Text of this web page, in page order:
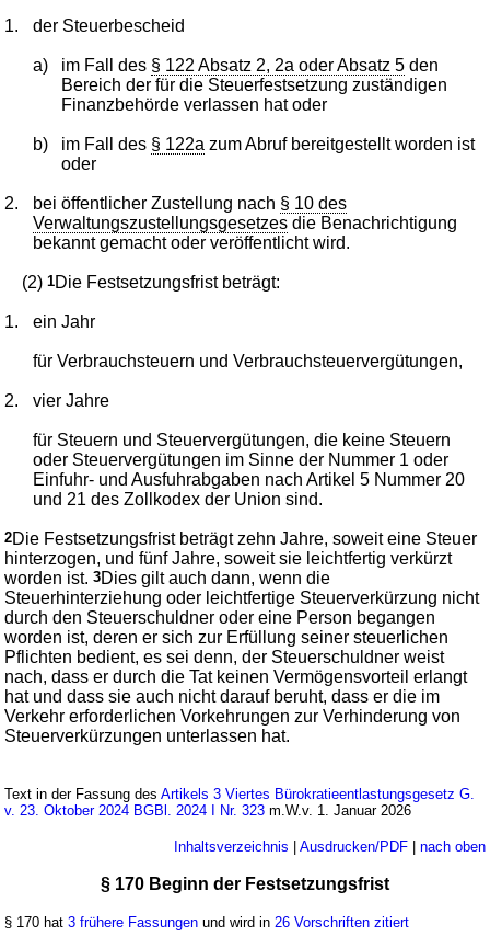
1. der Steuerbescheid
a) im Fall des § 122 Absatz 2, 2a oder Absatz 5den
Bereich der für die Steuerfestsetzung zuständigen
Finanzbehörde verlassen hat oder
b) im Fall des § 122a zum Abruf bereitgestellt worden ist
oder
2. bei öffentlicher Zustellung nach § 10 des
Verwaltungszustellungsgesetzes die Benachrichtigung
bekannt gemacht oder veröffentlicht wird.
(2)1Die Festsetzungsfrist beträgt:
1. ein Jahr
für Verbrauchsteuern und Verbrauchsteuervergütungen,
2. vier Jahre
für Steuern und Steuervergütungen, die keine Steuern
oder Steuervergütungen im Sinne der Nummer 1 oder
Einfuhr- und Ausfuhrabgaben nach Artikel 5 Nummer 20
und 21 des Zollkodex der Union sind.
2Die Festsetzungsfrist beträgt zehn Jahre, soweit eine Steuer
hinterzogen, und fünf Jahre, soweit sie leichtfertig verkürzt
worden ist.3Dies gilt auch dann, wenn die
Steuerhinterziehung oder leichtfertige Steuerverkürzung nicht
durch den Steuerschuldner oder eine Person begangen
worden ist, deren er sich zur Erfüllung seiner steuerlichen
Pflichten bedient, es sei denn, der Steuerschuldner weist
nach, dass er durch die Tat keinen Vermögensvorteil erlangt
hat und dass sie auch nicht darauf beruht, dass er die im
Verkehr erforderlichen Vorkehrungen zur Verhinderung von
Steuerverkürzungen unterlassen hat.
Text in der Fassung desArtikels 3 Viertes Bürokratieentlastungsgesetz G.
v. 23. Oktober 2024 BGBl. 2024 I Nr. 323 m.W.v. 1. Januar 2026
Inhaltsverzeichnis Ausdrucken/PDF| nach oben
§ 170 Beginn der Festsetzungsfrist
§ 170 hat3 frühere Fassungen und wird in 26 Vorschriften zitiert